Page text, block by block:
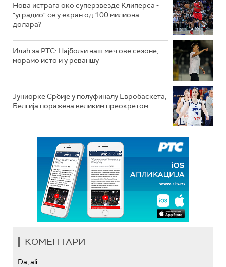
Нова истрага око суперзвезде Клиперса -
"уградио" се у екран од 100 милиона
долара?
Илић за РТС: Најбољи наш меч ове сезоне,
морамо исто и у реваншу
Јуниорке Србије у полуфиналу Евробаскета,
Белгија поражена великим преокретом
КОМЕНТАРИ
Da, ali...